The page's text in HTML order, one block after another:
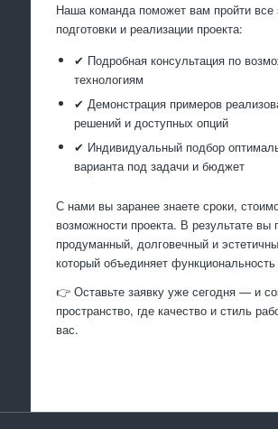
Наша команда поможет вам пройти все
подготовки и реализации проекта:
✔ Подробная консультация по
технологиям
✔ Демонстрация примеров
решений и доступных опций
✔ Индивидуальный подбор
варианта под задачи и бюджет
С нами вы заранее знаете сроки,
возможности проекта. В результате вы
продуманный, долговечный и
который объединяет
👉 Оставьте заявку уже сегодня — и
пространство, где качество и стиль
вас.